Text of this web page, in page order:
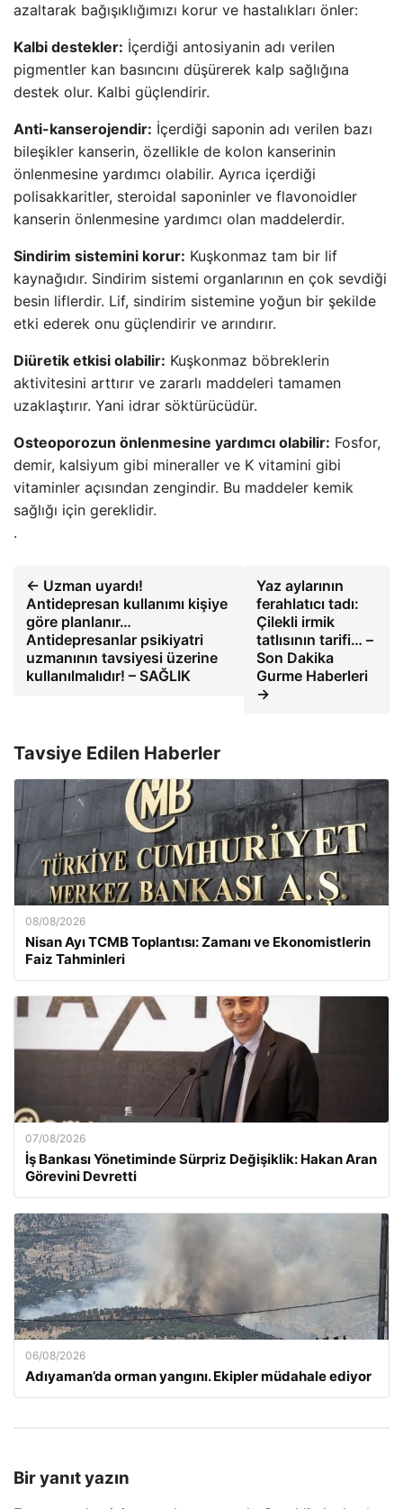
azaltarak bağışıklığımızı korur ve hastalıkları önler:
Kalbi destekler: İçerdiği antosiyanin adı verilen
pigmentler kan basıncını düşürerek kalp sağlığına
destek olur. Kalbi güçlendirir.
Anti-kanserojendir: İçerdiği saponin adı verilen bazı
bileşikler kanserin, özellikle de kolon kanserinin
önlenmesine yardımcı olabilir. Ayrıca içerdiği
polisakkaritler, steroidal saponinler ve flavonoidler
kanserin önlenmesine yardımcı olan maddelerdir.
Sindirim sistemini korur: Kuşkonmaz tam bir lif
kaynağıdır. Sindirim sistemi organlarının en çok sevdiği
besin liflerdir. Lif, sindirim sistemine yoğun bir şekilde
etki ederek onu güçlendirir ve arındırır.
Diüretik etkisi olabilir: Kuşkonmaz böbreklerin
aktivitesini arttırır ve zararlı maddeleri tamamen
uzaklaştırır. Yani idrar söktürücüdür.
Osteoporozun önlenmesine yardımcı olabilir: Fosfor,
demir, kalsiyum gibi mineraller ve K vitamini gibi
vitaminler açısından zengindir. Bu maddeler kemik
sağlığı için gereklidir.
.
← Uzman uyardı!
Antidepresan kullanımı kişiye
göre planlanır…
Antidepresanlar psikiyatri
uzmanının tavsiyesi üzerine
kullanılmalıdır! – SAĞLIK
Yaz aylarının
ferahlatıcı tadı:
Çilekli irmik
tatlısının tarifi… –
Son Dakika
Gurme Haberleri
→
Tavsiye Edilen Haberler
08/08/2026
Nisan Ayı TCMB Toplantısı: Zamanı ve Ekonomistlerin
Faiz Tahminleri
07/08/2026
İş Bankası Yönetiminde Sürpriz Değişiklik: Hakan Aran
Görevini Devretti
06/08/2026
Adıyaman’da orman yangını. Ekipler müdahale ediyor
Bir yanıt yazın